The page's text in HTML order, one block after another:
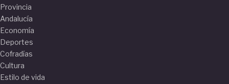
Provincia
Andalucía
Economía
Deportes
Cofradías
Cultura
Estilo de vida